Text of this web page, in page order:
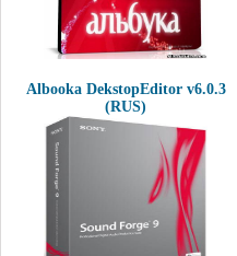
Albooka DekstopEditor v6.0.3
(RUS)